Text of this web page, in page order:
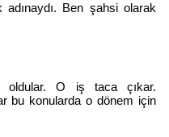
Ben şahsi olarak
oldular. O iş taca çıkar.
bu konularda o dönem için